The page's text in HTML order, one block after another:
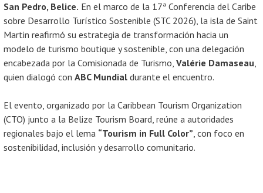
San Pedro, Belice. En el marco de la 17ª Conferencia del Caribe
sobre Desarrollo Turístico Sostenible (STC 2026), la isla de Saint
Martin reafirmó su estrategia de transformación hacia un
modelo de turismo boutique y sostenible, con una delegación
encabezada por la Comisionada de Turismo, Valérie Damaseau,
quien dialogó con ABC Mundial durante el encuentro.
El evento, organizado por la Caribbean Tourism Organization
(CTO) junto a la Belize Tourism Board, reúne a autoridades
regionales bajo el lema “Tourism in Full Color”, con foco en
sostenibilidad, inclusión y desarrollo comunitario.